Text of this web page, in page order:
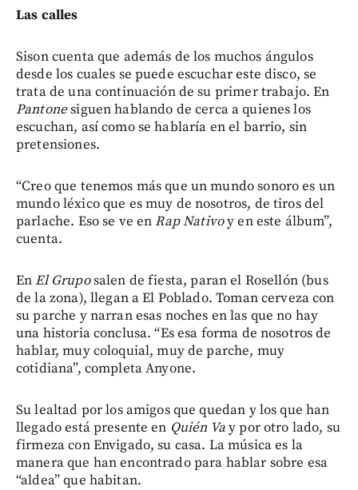
Las calles
Sison cuenta que además de los muchos ángulos
desde los cuales se puede escuchar este disco, se
trata de una continuación de su primer trabajo. En
Pantonesiguen hablando de cerca a quienes los
escuchan, así como se hablaría en el barrio, sin
pretensiones.
“Creo que tenemos más que un mundo sonoro es un
mundo léxico que es muy de nosotros, de tiros del
parlache. Eso se ve enRap Nativoy en este álbum”,
cuenta.
EnEl Gruposalen de fiesta, paran el Rosellón (bus
de la zona), llegan a El Poblado. Toman cerveza con
su parche y narran esas noches en las que no hay
una historia conclusa. “Es esa forma de nosotros de
hablar, muy coloquial, muy de parche, muy
cotidiana”, completa Anyone.
Su lealtad por los amigos que quedan y los que han
llegado está presente en Quién Vay por otro lado, su
firmeza con Envigado, su casa. La música es la
manera que han encontrado para hablar sobre esa
“aldea” que habitan.